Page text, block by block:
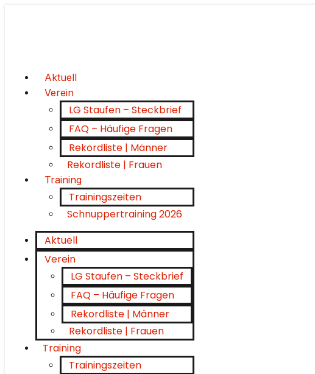
Aktuell
Verein
LG Staufen – Steckbrief
FAQ – Häufige Fragen
Rekordliste | Männer
Rekordliste | Frauen
Training
Trainingszeiten
Schnuppertraining 2026
Aktuell
Verein
LG Staufen – Steckbrief
FAQ – Häufige Fragen
Rekordliste | Männer
Rekordliste | Frauen
Training
Trainingszeiten